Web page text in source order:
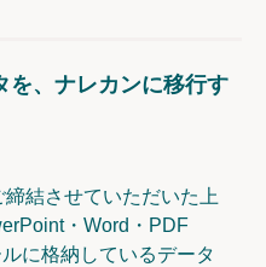
を、ナレカンに移行す
結させていただいた上
・Word・PDF
に格納しているデータ